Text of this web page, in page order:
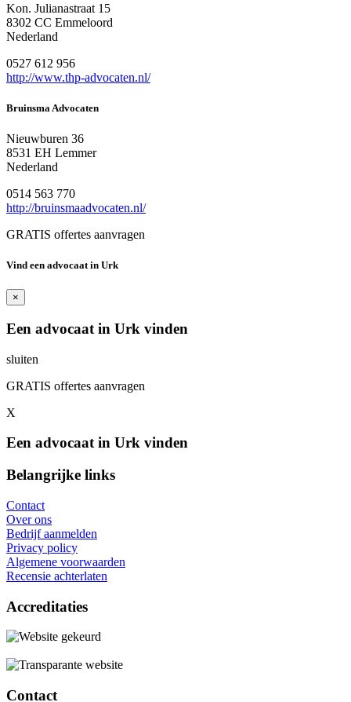
Kon. Julianastraat 15
8302 CC Emmeloord
Nederland
0527 612 956
http://www.thp-advocaten.nl/
Bruinsma Advocaten
Nieuwburen 36
8531 EH Lemmer
Nederland
0514 563 770
http://bruinsmaadvocaten.nl/
GRATIS offertes aanvragen
Vind een advocaat in Urk
×
Een advocaat in Urk vinden
sluiten
GRATIS offertes aanvragen
X
Een advocaat in Urk vinden
Belangrijke links
Contact
Over ons
Bedrijf aanmelden
Privacy policy
Algemene voorwaarden
Recensie achterlaten
Accreditaties
Contact